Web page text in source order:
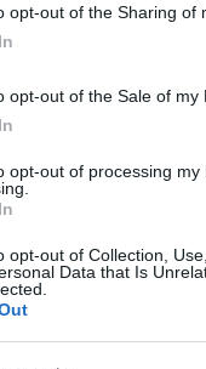
opt-out of the Sharing of
opt-out of the Sale of my
opt-out of processing
opt-out of Collection,
Data that Is
maschile il
il quale ha vinto
sua attività
Roy
svizzero
2004. Tuttavia
altri atleti come
con queste
serbo, essendo
piazzamento
conFederer il